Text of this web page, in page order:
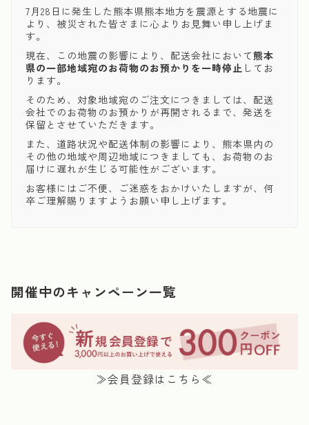
7月28日に発生した熊本県熊本地方を震源とする地震に
より、被災された皆さまに心よりお見舞い申し上げま
す。
現在、この地震の影響により、配送会社において熊本
県の一部地域宛のお荷物のお預かりを一時停止 してお
ります。
そのため、対象地域宛のご注文につきましては、配送
会社でのお荷物のお預かりが再開されるまで、発送を
保留とさせていただきます。
また、道路状況や配送体制の影響により、熊本県内の
その他の地域や周辺地域につきましても、お荷物のお
届けに遅れが生じる可能性がございます。
お客様にはご不便、ご迷惑をおかけいたしますが、何
卒ご理解賜りますようお願い申し上げます。
開催中のキャンペーン一覧
≫会員登録はこちら≪